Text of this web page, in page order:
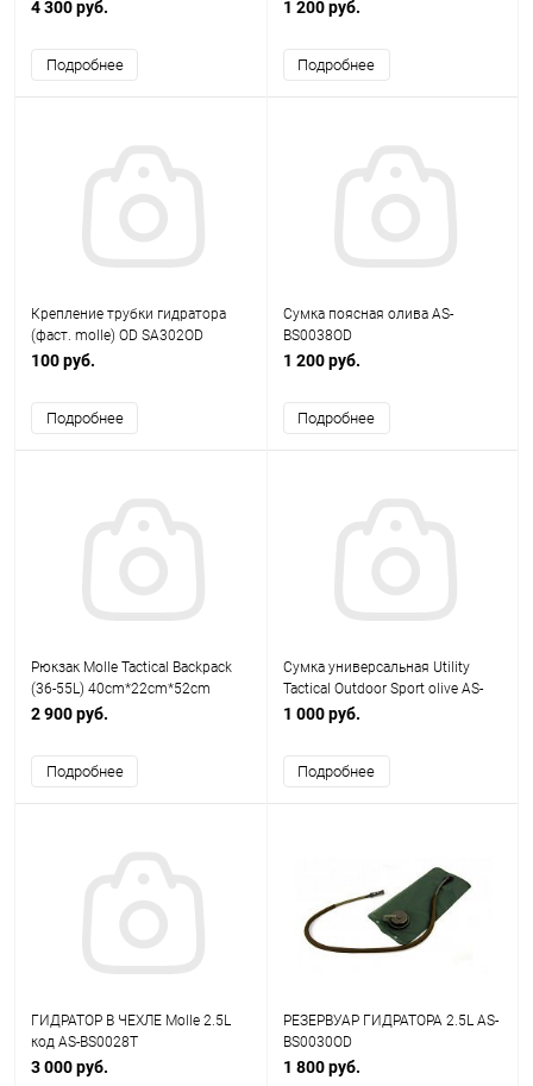
вудланд AS-BS0140W
4 300 руб.
Подробнее
BS0041B
1 200 руб.
Подробнее
Крепление трубки гидратора
(фаст. molle) OD SA302OD
100 руб.
Подробнее
Сумка поясная олива AS-
BS0038OD
1 200 руб.
Подробнее
Рюкзак Molle Tactical Backpack
(36-55L) 40cm*22cm*52cm
олива AS-BS0140OD
2 900 руб.
Подробнее
Сумка универсальная Utility
Tactical Outdoor Sport olive AS-
BS0041OD
1 000 руб.
Подробнее
ГИДРАТОР В ЧЕХЛЕ Molle 2.5L
код AS-BS0028T
3 000 руб.
РЕЗЕРВУАР ГИДРАТОРА 2.5L AS-
BS0030OD
1 800 руб.